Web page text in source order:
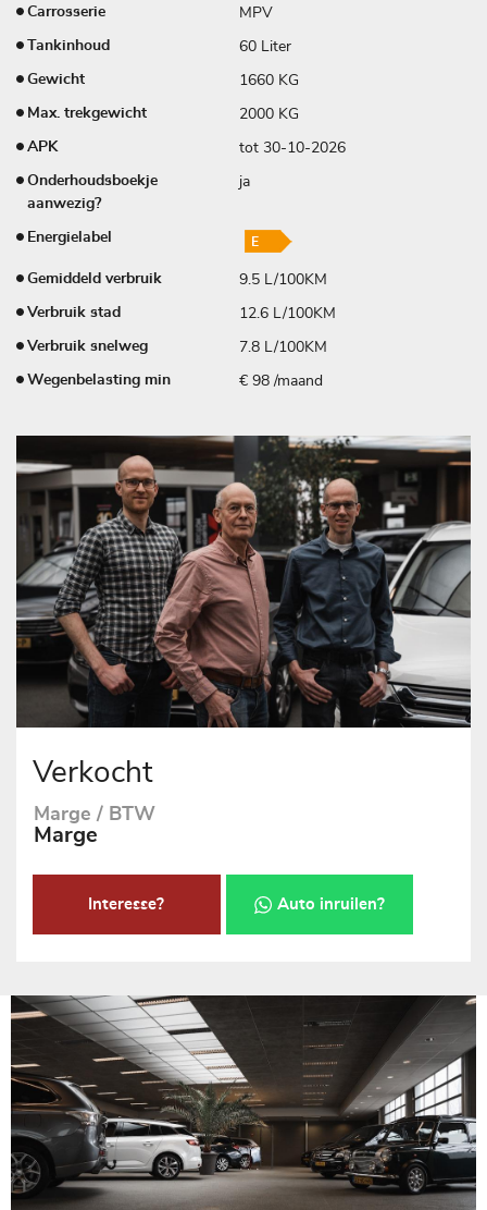
Carrosserie MPV
Tankinhoud 60 Liter
Gewicht 1660 KG
Max. trekgewicht 2000 KG
APK tot 30-10-2026
Onderhoudsboekje
aanwezig?
ja
Energielabel
Gemiddeld verbruik 9.5 L/100KM
Verbruik stad 12.6 L/100KM
Verbruik snelweg 7.8 L/100KM
Wegenbelasting min € 98 /maand
Verkocht
Marge / BTW
Marge
Interesse? Auto inruilen?